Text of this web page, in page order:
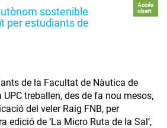
sostenible
per estudiants de
Accés
obert
de la Facultat de Nàutica de
UPC treballen, des de fa nou mesos,
del veler Raig FNB, per
edició de ‘La Micro Ruta de la Sal’,